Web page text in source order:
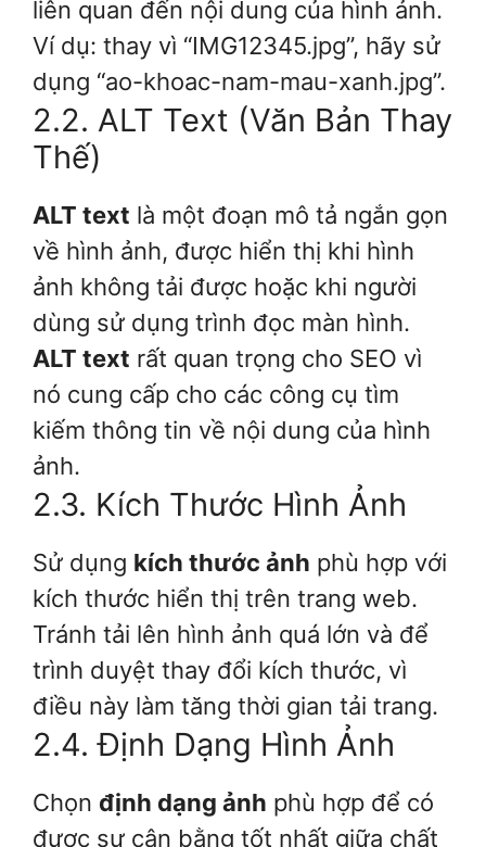
liên quan đến nội dung của hình ảnh.
Ví dụ: thay vì “IMG12345.jpg”, hãy sử
dụng “ao-khoac-nam-mau-xanh.jpg”.
2.2. ALT Text (Văn Bản Thay
Thế)
ALT text là một đoạn mô tả ngắn gọn
về hình ảnh, được hiển thị khi hình
ảnh không tải được hoặc khi người
ALT text rất quan trọng cho SEO vì
nó cung cấp cho các công cụ tìm
kiếm thông tin về nội dung của hình
ảnh.
2.3. Kích Thước Hình Ảnh
Sử dụng kích thước ảnh phù hợp với
kích thước hiển thị trên trang web.
Tránh tải lên hình ảnh quá lớn và để
trình duyệt thay đổi kích thước, vì
điều này làm tăng thời gian tải trang.
2.4. Định Dạng Hình Ảnh
Chọn định dạng ảnh phù hợp để có
được sự cân bằng tốt nhất giữa chất